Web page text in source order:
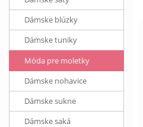
Dámske blúzky
Dámske tuniky
Móda pre moletky
Dámske nohavice
Dámske sukne
Dámske saká